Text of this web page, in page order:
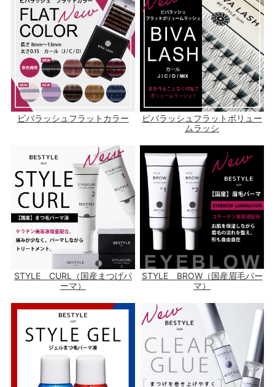
ビバラッシュフラットカラー
ビバラッシュフラットボリュー
ムラッシ
STYLE CURL（国産まつげパ
ーマ）
STYLE BROW（国産眉毛パー
マ）